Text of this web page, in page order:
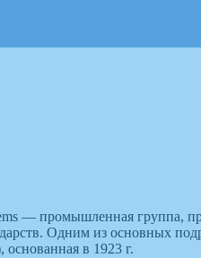
— промышленная группа,
Одним из основных
в 1923 г.